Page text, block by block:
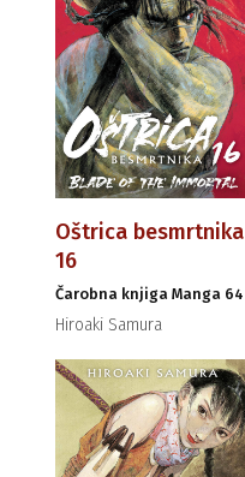
Oštrica besmrtnika
16
Čarobna knjiga Manga 64
Hiroaki Samura